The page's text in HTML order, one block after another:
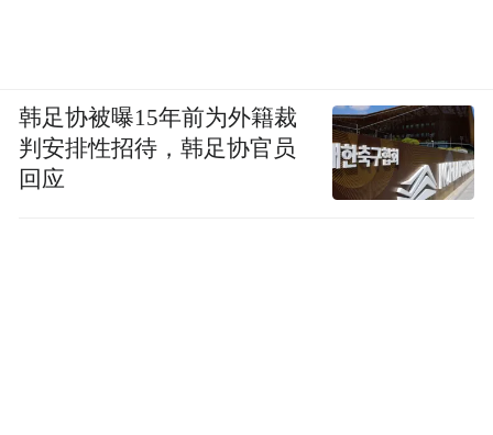
韩足协被曝15年前为外籍裁
判安排性招待，韩足协官员
回应